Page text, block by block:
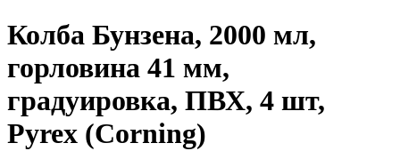
Колба Бунзена, 2000 мл,
горловина 41 мм,
градуировка, ПВХ, 4 шт,
Pyrex (Corning)